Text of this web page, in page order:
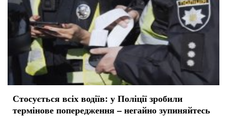
Стосується всіх водіїв: у Поліції зробили
термінове попередження – негайно зупиняйтесь